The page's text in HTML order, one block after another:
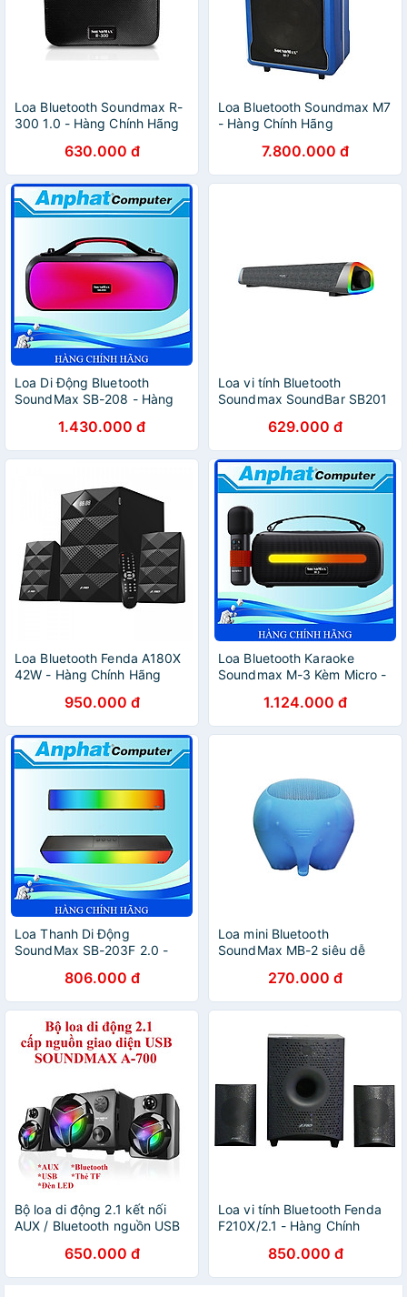
Loa Bluetooth Soundmax R-
300 1.0 - Hàng Chính Hãng
630.000 đ
Loa Bluetooth Soundmax M7
- Hàng Chính Hãng
7.800.000 đ
Loa Di Động Bluetooth
SoundMax SB-208 - Hàng
1.430.000 đ
Loa vi tính Bluetooth
Soundmax SoundBar SB201
Hàng Chính Hãng
629.000 đ
Loa Bluetooth Fenda A180X
42W - Hàng Chính Hãng
950.000 đ
Loa Bluetooth Karaoke
Soundmax M-3 Kèm Micro -
1.124.000 đ
Loa Thanh Di Động
SoundMax SB-203F 2.0 -
hành 12 tháng806.000 đ
Loa mini Bluetooth
SoundMax MB-2 siêu dễ
Hàng chính hãng
270.000 đ
Bộ loa di động 2.1 kết nối
AUX / Bluetooth nguồn USB
chính hãng650.000 đ
Loa vi tính Bluetooth Fenda
F210X/2.1 - Hàng Chính
850.000 đ